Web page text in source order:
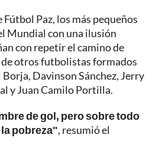
Paz, los más pequeños
Mundial con una ilusión
con repetir el camino de
otros futbolistas formados
Davinson Sánchez, Jerry
y Juan Camilo Portilla.
de gol, pero sobre todo
pobreza", resumió el